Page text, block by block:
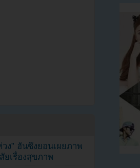
ง” ฮันซึงยอนเผยภาพ
ยเรื่องสุขภาพ